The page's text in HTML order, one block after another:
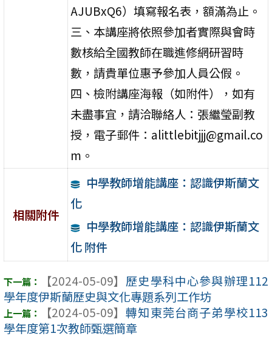
AJUBxQ6）填寫報名表，額滿為止。
三、本講座將依照參加者實際與會時
數核給全國教師在職進修網研習時
數，請貴單位惠予參加人員公假。
四、檢附講座海報（如附件），如有
未盡事宜，請洽聯絡人：張繼瑩副教
授，電子郵件：alittlebitjjj@gmail.co
m。
相關附件
中學教師增能講座：認識伊斯蘭文
化
中學教師增能講座：認識伊斯蘭文
化 附件
【2024-05-09】 歷史學科中心參與辦理112
學年度伊斯蘭歷史與文化專題系列工作坊
【2024-05-09】 轉知東莞台商子弟學校113
學年度第1次教師甄選簡章